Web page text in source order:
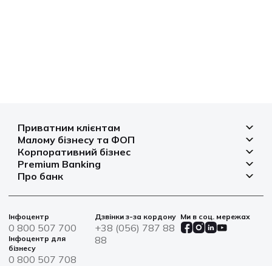
Приватним клієнтам
Депозити
Кредити
Платіжні картки
Платежі
Іпотека
Страхування
Малому бізнесу та ФОП
Рахунок для бізнесу
Фінансування
Овердрафт
Корпоративний бізнес
Рахунки і платежі
Депозити
Агробізнес
Цінні папери
Premium Banking
Депозити
Платіжні картки
Банківські сейфи
Військові облігації
Центри обслуговування
Про банк
Новини
Фінансова звітність
Сталий розвиток
Інфоцентр
0 800 507 700
Інфоцентр для
бізнесу
0 800 507 708
Дзвінки з-за кордону
+38 (056) 787 88
88
Ми в соц. мережах